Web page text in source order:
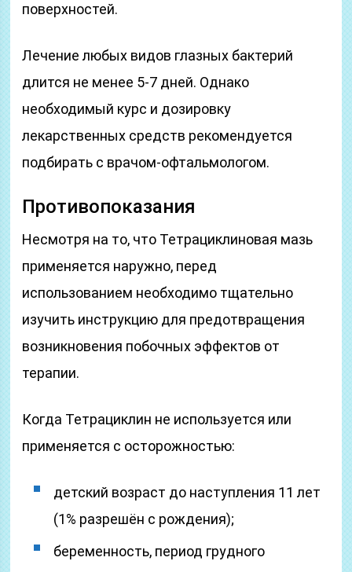
поверхностей.
Лечение любых видов глазных бактерий
длится не менее 5-7 дней. Однако
необходимый курс и дозировку
лекарственных средств рекомендуется
подбирать с врачом-офтальмологом.
Противопоказания
Несмотря на то, что Тетрациклиновая мазь
применяется наружно, перед
использованием необходимо тщательно
изучить инструкцию для предотвращения
возникновения побочных эффектов от
терапии.
Когда Тетрациклин не используется или
применяется с осторожностью:
детский возраст до наступления 11 лет
(1% разрешён с рождения);
беременность, период грудного